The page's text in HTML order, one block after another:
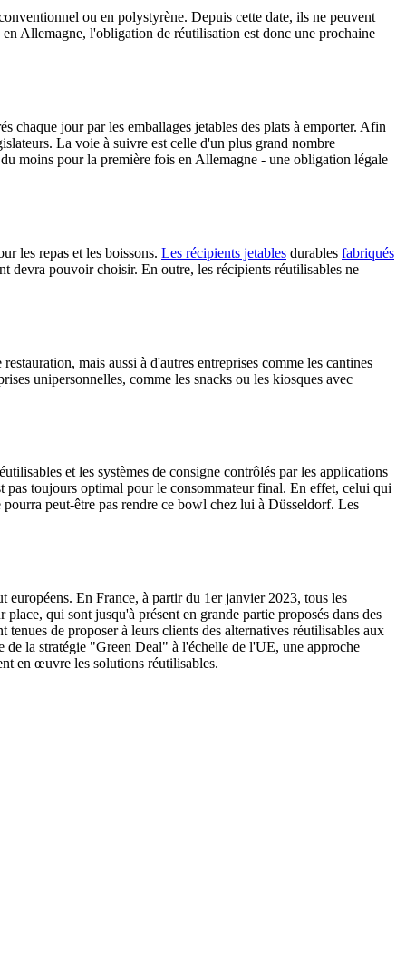
ou en polystyrène. Depuis cette date, ils ne peuvent
Allemagne, l'obligation de réutilisation est donc une prochaine
chaque jour par les emballages jetables des plats à emporter. Afin
La voie à suivre est celle d'un plus grand nombre
moins pour la première fois en Allemagne - une obligation légale
les repas et les boissons. Les récipients jetables durables fabriqués
devra pouvoir choisir. En outre, les récipients réutilisables ne
mais aussi à d'autres entreprises comme les cantines
unipersonnelles, comme les snacks ou les kiosques avec
et les systèmes de consigne contrôlés par les applications
pas toujours optimal pour le consommateur final. En effet, celui qui
peut-être pas rendre ce bowl chez lui à Düsseldorf. Les
En France, à partir du 1er janvier 2023, tous les
qui sont jusqu'à présent en grande partie proposés dans des
de proposer à leurs clients des alternatives réutilisables aux
de la stratégie "Green Deal" à l'échelle de l'UE, une approche
en œuvre les solutions réutilisables.